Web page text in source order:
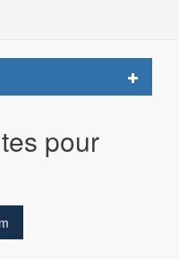
Toggle
pour